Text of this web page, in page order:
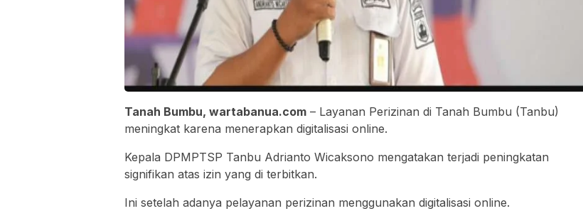
Tanah Bumbu, wartabanua.com – Layanan Perizinan di Tanah Bumbu (Tanbu)
meningkat karena menerapkan digitalisasi online.
Kepala DPMPTSP Tanbu Adrianto Wicaksono mengatakan terjadi peningkatan
signifikan atas izin yang di terbitkan.
Ini setelah adanya pelayanan perizinan menggunakan digitalisasi online.